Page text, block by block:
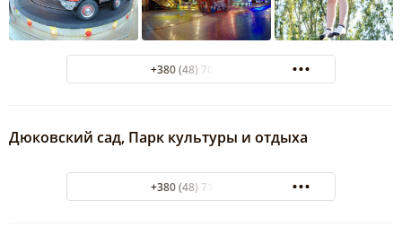
+380 (48) 700-99-19
Дюковский сад, Парк культуры и отдыха
+380 (48) 716-48-58